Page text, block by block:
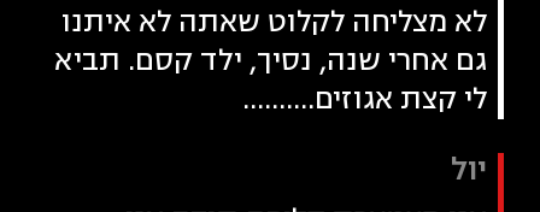
לא מצליחה לקלוט שאתה לא איתנו
גם אחרי שנה, נסיך, ילד קסם. תביא
לי קצת אגוזים..........
יול